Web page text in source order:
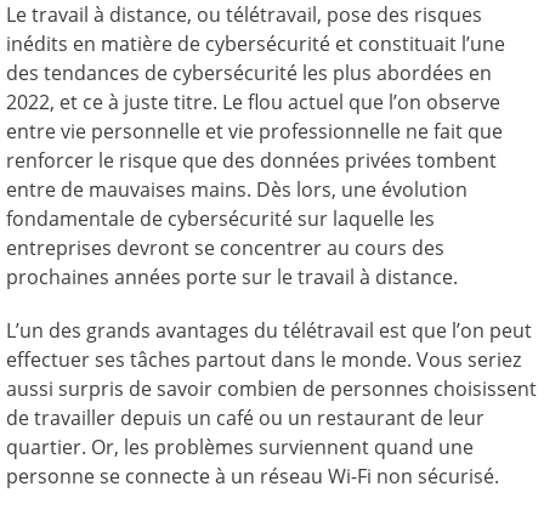
Le travail à distance, ou télétravail, pose des risques
inédits en matière de cybersécurité et constituait l’une
des tendances de cybersécurité les plus abordées en
2022, et ce à juste titre. Le flou actuel que l’on observe
entre vie personnelle et vie professionnelle ne fait que
renforcer le risque que des données privées tombent
entre de mauvaises mains. Dès lors, une évolution
fondamentale de cybersécurité sur laquelle les
entreprises devront se concentrer au cours des
prochaines années porte sur le travail à distance.
L’un des grands avantages du télétravail est que l’on peut
effectuer ses tâches partout dans le monde. Vous seriez
aussi surpris de savoir combien de personnes choisissent
de travailler depuis un café ou un restaurant de leur
quartier. Or, les problèmes surviennent quand une
personne se connecte à un réseau Wi-Fi non sécurisé.